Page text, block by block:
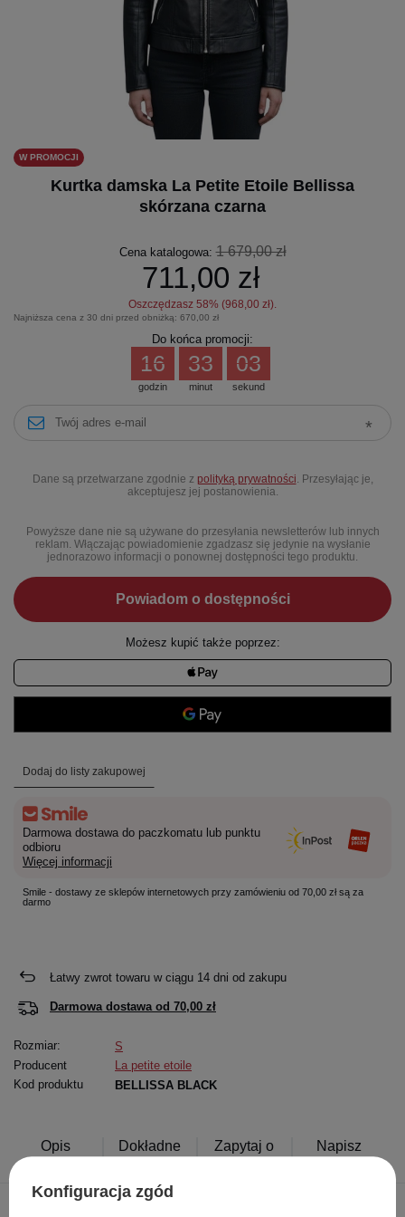
W PROMOCJI
Kurtka damska La Petite Etoile Bellissa
skórzana czarna
Cena katalogowa:1 679,00 zł
711,00 zł
Oszczędzasz 58% (968,00 zł).
Najniższa cena z 30 dni przed obniżką: 670,00 zł
Do końca promocji:
godzin
16
minut
33
sekund
02
Dane są przetwarzane zgodnie z polityką prywatności . Przesyłając je,
akceptujesz jej postanowienia.
Powyższe dane nie są używane do przesyłania newsletterów lub innych
reklam. Włączając powiadomienie zgadzasz się jedynie na wysłanie
jednorazowo informacji o ponownej dostępności tego produktu.
Powiadom o dostępności
Możesz kupić także poprzez:
Dodaj do listy zakupowej
Darmowa dostawa do paczkomatu lub punktu
odbioru
Więcej informacji
Smile - dostawy ze sklepów internetowych przy zamówieniu od 70,00 zł są za
darmo
Łatwy zwrot towaru w ciągu 14 dni od zakupu
Darmowa dostawa od 70,00 zł
Rozmiar:
S
Producent
La petite etoile
Kod produktu
BELLISSA BLACK
Opis
Dokładne
Zapytaj o
Napisz
Konfiguracja zgód